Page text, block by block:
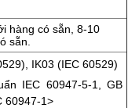
hàng có sẵn, 8-10
sẵn.
IK03 (IEC 60529)
IEC 60947-5-1, GB
60947-1>